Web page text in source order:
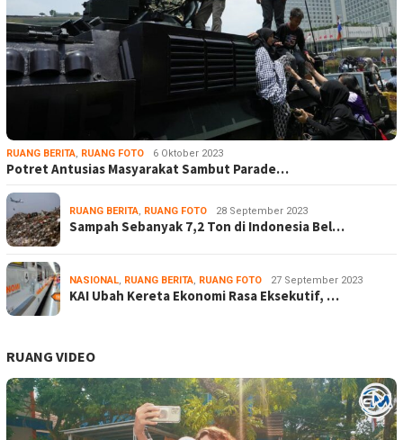
RUANG BERITA, RUANG FOTO 6 Oktober 2023
Potret Antusias Masyarakat Sambut Parade…
RUANG BERITA, RUANG FOTO 28 September 2023
Sampah Sebanyak 7,2 Ton di Indonesia Bel…
NASIONAL, RUANG BERITA, RUANG FOTO 27 September 2023
KAI Ubah Kereta Ekonomi Rasa Eksekutif, …
RUANG VIDEO